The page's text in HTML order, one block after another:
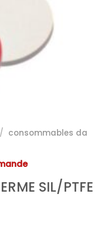
/ consommables da
SIL/PTFE